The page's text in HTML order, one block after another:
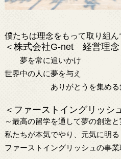
僕たちは理念をもって取り組ん
＜株式会社G-net経営理念
夢を常に追いかけ
世界中の人に夢を与え
ありがとうを集める集
＜ファーストイングリッ
～最高の留学を通して夢の創造と
私たちが本気でやり、元気に明
ファーストイングリッシュの事